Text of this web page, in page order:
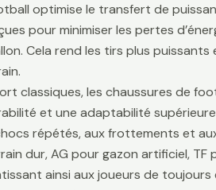
optimise le transfert de
pour minimiser les pertes
Cela rend les tirs plus puissants
classiques, les chaussures de
et une adaptabilité
répétés, aux frottements et
dur, AG pour gazon artificiel, TF
ainsi aux joueurs de toujours